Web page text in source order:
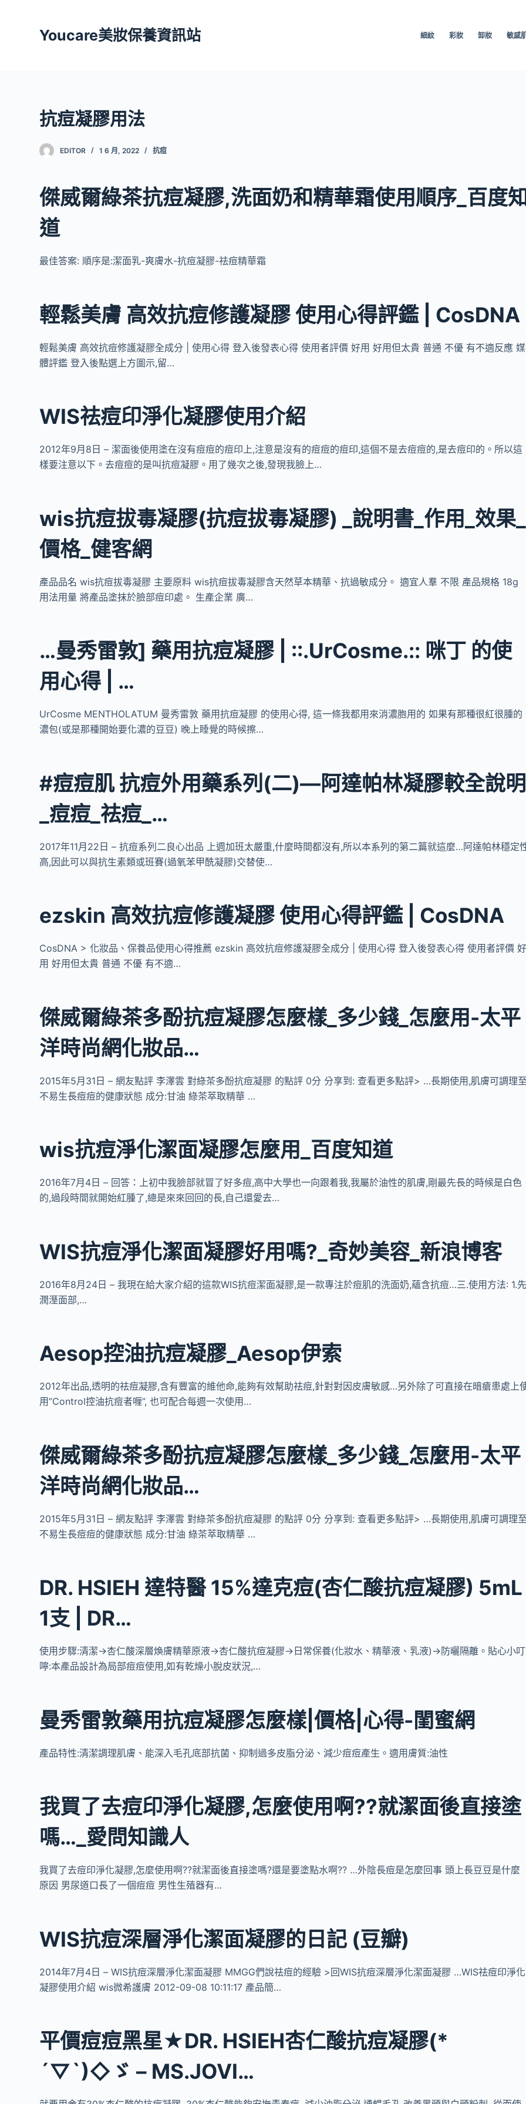
Youcare美妝保養資訊站 細紋 彩妝 卸妝 敏感
抗痘凝膠用法
EDITOR 1 6 月, 2022 抗痘
傑威爾綠茶抗痘凝膠,洗面奶和精華霜使用順序_百度
道
最佳答案: 順序是:潔面乳-爽膚水-抗痘凝膠-祛痘精華霜
輕鬆美膚 高效抗痘修護凝膠 使用心得評鑑 | CosDNA
輕鬆美膚 高效抗痘修護凝膠全成分 | 使用心得 登入後發表心得 使用者評價 好用 好用但太貴 普通 不優 有不適反應 媒
體評鑑 登入後點選上方圖示,留…
WIS祛痘印淨化凝膠使用介紹
2012年9月8日 – 潔面後使用塗在沒有痘痘的痘印上,注意是沒有的痘痘的痘印,這個不是去痘痘的,是去痘印的。所以這
樣要注意以下。去痘痘的是叫抗痘凝膠。用了幾次之後,發現我臉上…
wis抗痘拔毒凝膠(抗痘拔毒凝膠) _說明書_作用_效果_
價格_健客網
產品品名 wis抗痘拔毒凝膠 主要原料 wis抗痘拔毒凝膠含天然草本精華、抗過敏成分。 適宜人羣 不限 產品規格 18g
用法用量 將產品塗抹於臉部痘印處。 生產企業 廣…
…曼秀雷敦] 藥用抗痘凝膠 | ::.UrCosme.:: 咪丁 的使
用心得 | …
UrCosme MENTHOLATUM 曼秀雷敦 藥用抗痘凝膠 的使用心得, 這一條我都用來消濃胞用的 如果有那種很紅很腫的
濃包(或是那種開始要化濃的豆豆) 晚上睡覺的時候擦…
#痘痘肌 抗痘外用藥系列(二)—阿達帕林凝膠較全說明
_痘痘_祛痘_…
2017年11月22日 – 抗痘系列二良心出品 上週加班太嚴重,什麼時間都沒有,所以本系列的第二篇就這麼…阿達帕林穩定
高,因此可以與抗生素類或班賽(過氧苯甲酰凝膠)交替使…
ezskin 高效抗痘修護凝膠 使用心得評鑑 | CosDNA
CosDNA > 化妝品、保養品使用心得推薦 ezskin 高效抗痘修護凝膠全成分 | 使用心得 登入後發表心得 使用者評價
用 好用但太貴 普通 不優 有不適…
傑威爾綠茶多酚抗痘凝膠怎麼樣_多少錢_怎麼用-太平
洋時尚網化妝品…
2015年5月31日 – 網友點評 李澤雲 對綠茶多酚抗痘凝膠 的點評 0分 分享到: 查看更多點評> …長期使用,肌膚可調理
不易生長痘痘的健康狀態 成分:甘油 綠茶萃取精華 …
wis抗痘淨化潔面凝膠怎麼用_百度知道
2016年7月4日 – 回答：上初中我臉部就冒了好多痘,高中大學也一向跟着我,我屬於油性的肌膚,剛最先長的時候是白色
的,過段時間就開始紅腫了,總是來來回回的長,自己還愛去…
WIS抗痘淨化潔面凝膠好用嗎?_奇妙美容_新浪博客
2016年8月24日 – 我現在給大家介紹的這款WIS抗痘潔面凝膠,是一款專注於痘肌的洗面奶,蘊含抗痘…三.使用方法: 1.
潤溼面部,…
Aesop控油抗痘凝膠_Aesop伊索
2012年出品,透明的祛痘凝膠,含有豐富的維他命,能夠有效幫助祛痘,針對對因皮膚敏感…另外除了可直接在暗瘡患處上
用”Control控油抗痘者喱”, 也可配合每週一次使用…
傑威爾綠茶多酚抗痘凝膠怎麼樣_多少錢_怎麼用-太平
洋時尚網化妝品…
2015年5月31日 – 網友點評 李澤雲 對綠茶多酚抗痘凝膠 的點評 0分 分享到: 查看更多點評> …長期使用,肌膚可調理
不易生長痘痘的健康狀態 成分:甘油 綠茶萃取精華 …
DR. HSIEH 達特醫 15%達克痘(杏仁酸抗痘凝膠) 5mL
1支 | DR…
使用步驟:清潔→杏仁酸深層煥膚精華原液→杏仁酸抗痘凝膠→日常保養(化妝水、精華液、乳液)→防曬隔離。貼心小叮
嚀:本產品設計為局部痘痘使用,如有乾燥小脫皮狀況,…
曼秀雷敦藥用抗痘凝膠怎麼樣|價格|心得-閨蜜網
產品特性:清潔調理肌膚、能深入毛孔底部抗菌、抑制過多皮脂分泌、減少痘痘產生。適用膚質:油性
我買了去痘印淨化凝膠,怎麼使用啊??就潔面後直接塗
嗎…_愛問知識人
我買了去痘印淨化凝膠,怎麼使用啊??就潔面後直接塗嗎?還是要塗點水啊?? …外陰長痘是怎麼回事 頭上長豆豆是什麼
原因 男尿道口長了一個痘痘 男性生殖器有…
WIS抗痘深層淨化潔面凝膠的日記 (豆瓣)
2014年7月4日 – WIS抗痘深層淨化潔面凝膠 MMGG們說祛痘的經驗 >回WIS抗痘深層淨化潔面凝膠 …WIS祛痘印淨化
凝膠使用介紹 wis微希護膚 2012-09-08 10:11:17 產品簡…
平價痘痘黑星★DR. HSIEH杏仁酸抗痘凝膠(*
´▽`)◇ゞ – MS.JOVI…